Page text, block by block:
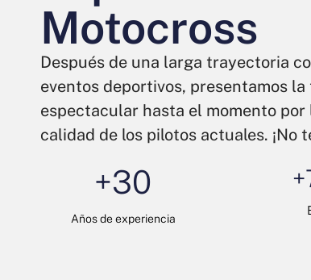
Motocross
Después de una larga trayectoria
eventos deportivos, presentamos la
espectacular hasta el momento
calidad de los pilotos actuales. ¡No
Años de experiencia
+30 +